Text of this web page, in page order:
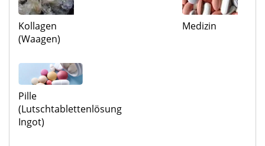
Kollagen
(Waagen)
Medizin
Pille
(Lutschtablettenlösung
Ingot)